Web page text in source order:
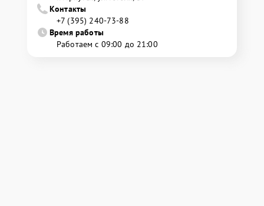
Контакты
+7 (395) 240-73-88
Время работы
Работаем с 09:00 до 21:00